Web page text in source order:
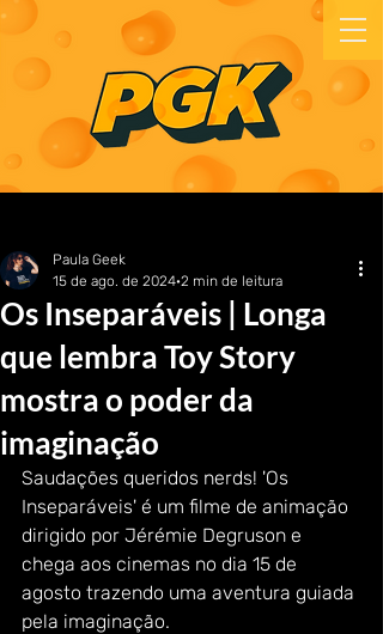
Os Inseparáveis | Longa
que lembra Toy Story
mostra o poder da
imaginação
Paula Geek
15 de ago. de 2024 2 min de leitura
Saudações queridos nerds! 'Os
Inseparáveis' é um filme de animação
dirigido por Jérémie Degruson e
chega aos cinemas no dia 15 de
agosto trazendo uma aventura guiada
pela imaginação.